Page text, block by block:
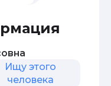
Ищу этого
человека